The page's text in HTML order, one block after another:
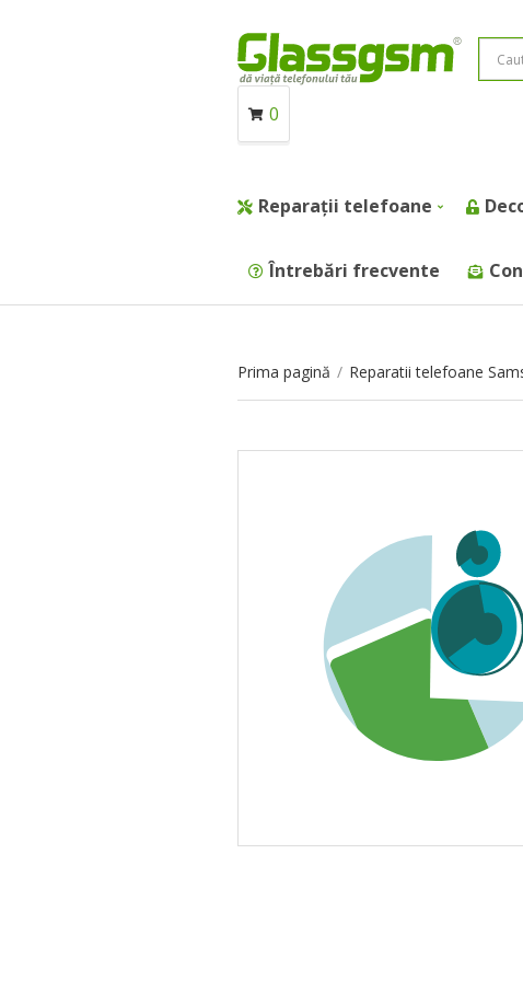
0
Reparații telefoane
Întrebări frecvente
Prima pagină / Reparatii telefoane